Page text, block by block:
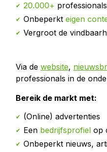
20.000+
Onbeperkt eigen
Vergroot de
Via de website,
professionals in de
Bereik de markt met:
(Online) advertenties
Een bedrijfsprofiel op
Onbeperkt nieuws,